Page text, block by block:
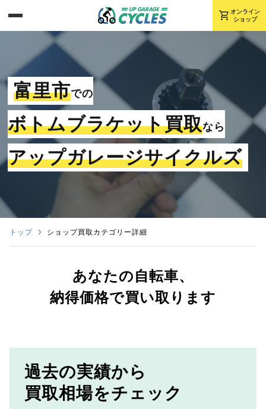
shopping_cart オンライン
ショップ
富里市での
ボトムブラケット買取なら
アップガレージサイクルズ
トップ ショップ買取カテゴリー詳細
あなたの自転車、
納得価格で買い取ります
過去の実績から
買取相場をチェック